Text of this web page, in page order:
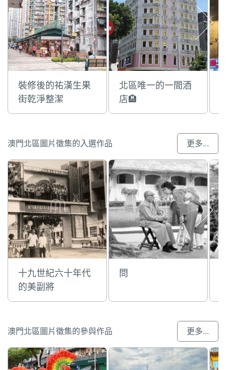
裝修後的祐漢生果
街乾淨整潔
北區唯一的一間酒
店🏨
澳門北區圖片徵集的入選作品 更多...
十九世紀六十年代
的美副將
問
澳門北區圖片徵集的參與作品 更多...